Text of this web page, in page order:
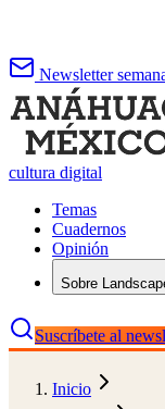
Newsletter
cultura digital
Temas
Cuadernos
Opinión
Sobre
Suscríbete al
Inicio